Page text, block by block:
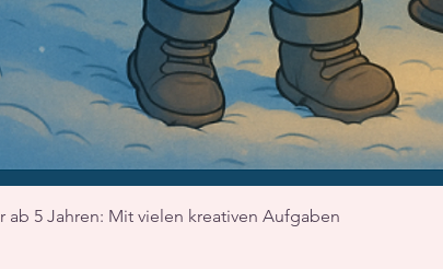
Schnellansicht
5 Jahren: Mit vielen kreativen Aufgaben